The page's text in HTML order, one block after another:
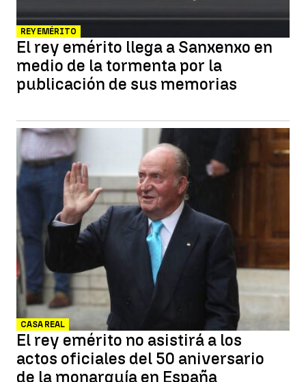
REY EMÉRITO
El rey emérito llega a Sanxenxo en
medio de la tormenta por la
publicación de sus memorias
CASA REAL
El rey emérito no asistirá a los
actos oficiales del 50 aniversario
de la monarquía en España